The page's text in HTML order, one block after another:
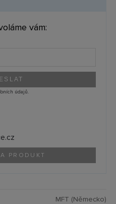
vám:
údajů.
PRODUKT
MFT (Německo)